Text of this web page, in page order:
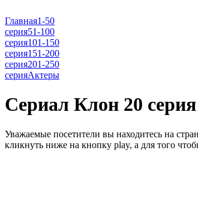
Главная1-50
серия51-100
серия101-150
серия151-200
серия201-250
серияАктеры
Сериал Клон 20 серия
Уважаемые посетители вы находитесь на
кликнуть ниже на кнопку play, а для того